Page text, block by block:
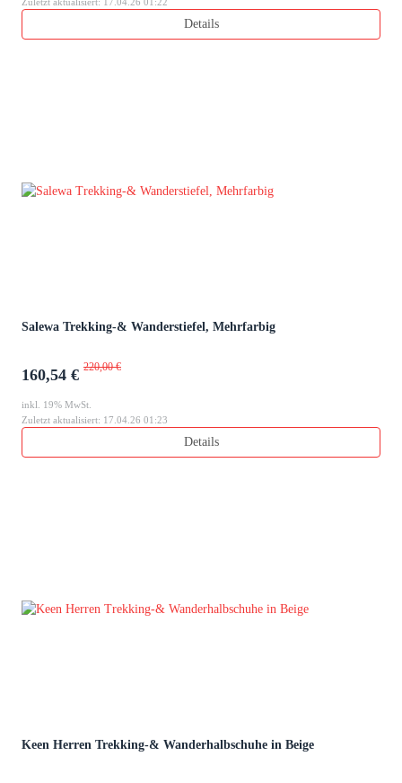
Zuletzt aktualisiert: 17.04.26 01:22
Details
Salewa Trekking-& Wanderstiefel, Mehrfarbig
160,54 € 220,00 €
inkl. 19% MwSt.
Zuletzt aktualisiert: 17.04.26 01:23
Details
Keen Herren Trekking-& Wanderhalbschuhe in Beige